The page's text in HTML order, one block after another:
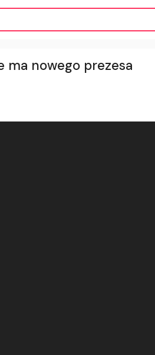
ma nowego prezesa